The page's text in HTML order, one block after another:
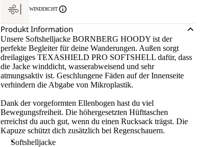
WINDDICHT
Produkt Information
Unsere Softshelljacke BORNBERG HOODY ist der
perfekte Begleiter für deine Wanderungen. Außen sorgt
dreilagiges TEXASHIELD PRO SOFTSHELL dafür, dass
die Jacke winddicht, wasserabweisend und sehr
atmungsaktiv ist. Geschlungene Fäden auf der Innenseite
verhindern die Abgabe von Mikroplastik.
Dank der vorgeformten Ellenbogen hast du viel
Bewegungsfreiheit. Die höhergesetzten Hüfttaschen
erreichst du auch gut, wenn du einen Rucksack trägst. Die
Kapuze schützt dich zusätzlich bei Regenschauern.
Softshelljacke